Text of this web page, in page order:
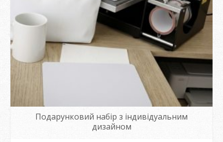
Подарунковий набір з індивідуальним
дизайном